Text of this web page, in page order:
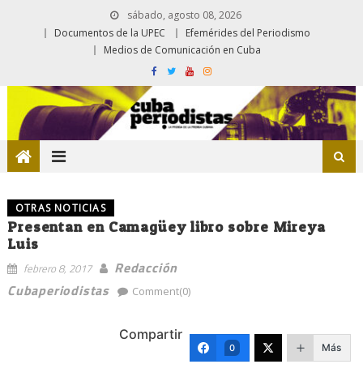
sábado, agosto 08, 2026
Documentos de la UPEC
Efemérides del Periodismo
Medios de Comunicación en Cuba
OTRAS NOTICIAS
Presentan en Camagüey libro sobre Mireya
Luis
febrero 8, 2017
Redacción
Cubaperiodistas
Comment(0)
Compartir
0 Más